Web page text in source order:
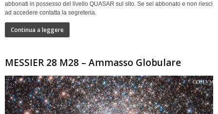
abbonati in possesso del livello QUASAR sul sito. Se sei abbonato e non riesci
ad accedere contatta la segreteria.
Continua a leggere
MESSIER 28 M28 – Ammasso Globulare